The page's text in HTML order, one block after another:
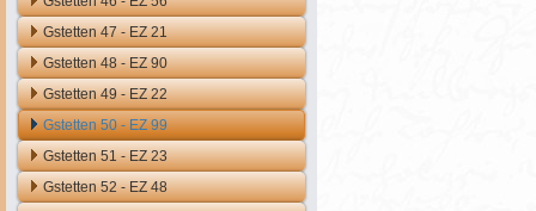
Gstetten 47 - EZ 21
Gstetten 48 - EZ 90
Gstetten 49 - EZ 22
Gstetten 50 - EZ 99
Gstetten 51 - EZ 23
Gstetten 52 - EZ 48